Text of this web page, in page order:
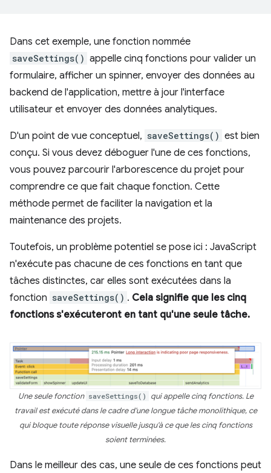
Dans cet exemple, une fonction nommée
saveSettings() appelle cinq fonctions pour valider un
formulaire, afficher un spinner, envoyer des données au
backend de l'application, mettre à jour l'interface
utilisateur et envoyer des données analytiques.
D'un point de vue conceptuel, saveSettings() est bien
conçu. Si vous devez déboguer l'une de ces fonctions,
vous pouvez parcourir l'arborescence du projet pour
comprendre ce que fait chaque fonction. Cette
méthode permet de faciliter la navigation et la
maintenance des projets.
Toutefois, un problème potentiel se pose ici : JavaScript
n'exécute pas chacune de ces fonctions en tant que
tâches distinctes, car elles sont exécutées dans la
fonction saveSettings() . Cela signifie que les cinq
fonctions s'exécuteront en tant qu'une seule tâche.
Une seule fonction saveSettings()
qui appelle cinq fonctions. Le
travail est exécuté dans le cadre d'une longue tâche monolithique, ce
qui bloque toute réponse visuelle jusqu'à ce que les cinq fonctions
soient terminées.
Dans le meilleur des cas, une seule de ces fonctions peut